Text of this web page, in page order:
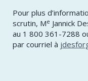
Pour plus
scrutin, Me Jannick
au 1 800 361-7288
par courriel à